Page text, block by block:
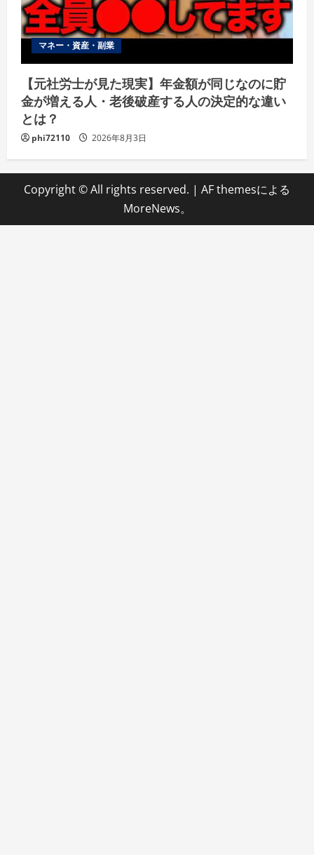
マネー・資産・副業
【元社労士が見た現実】年金額が同じなのに貯
金が増える人・老後破産する人の決定的な違い
とは？
phi72110 2026年8月3日
Copyright © All rights reserved. | AF themesによる
MoreNews。